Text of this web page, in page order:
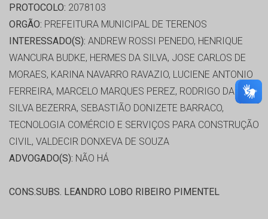
PROTOCOLO: 2078103
ORGÃO: PREFEITURA MUNICIPAL DE TERENOS
INTERESSADO(S): ANDREW ROSSI PENEDO, HENRIQUE
WANCURA BUDKE, HERMES DA SILVA, JOSE CARLOS DE
MORAES, KARINA NAVARRO RAVAZIO, LUCIENE ANTONIO
FERREIRA, MARCELO MARQUES PEREZ, RODRIGO DA
SILVA BEZERRA, SEBASTIÃO DONIZETE BARRACO,
TECNOLOGIA COMÉRCIO E SERVIÇOS PARA CONSTRUÇÃO
CIVIL, VALDECIR DONXEVA DE SOUZA
ADVOGADO(S): NÃO HÁ
CONS.SUBS. LEANDRO LOBO RIBEIRO PIMENTEL